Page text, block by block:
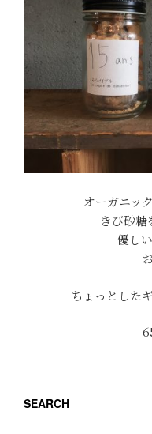
オーガニッ
きび砂糖
優し
ちょっとした
SEARCH